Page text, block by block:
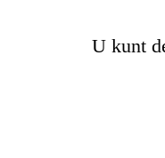
U kunt